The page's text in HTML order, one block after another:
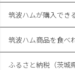
筑波ハムが購入でき
筑波ハム商品を食べ
ふるさと納税（茨城